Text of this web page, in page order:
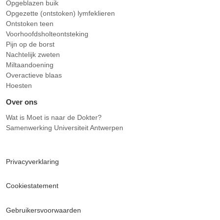
Opgeblazen buik
Opgezette (ontstoken) lymfeklieren
Ontstoken teen
Voorhoofdsholteontsteking
Pijn op de borst
Nachtelijk zweten
Miltaandoening
Overactieve blaas
Hoesten
Over ons
Wat is Moet is naar de Dokter?
Samenwerking Universiteit Antwerpen
Privacyverklaring
Cookiestatement
Gebruikersvoorwaarden